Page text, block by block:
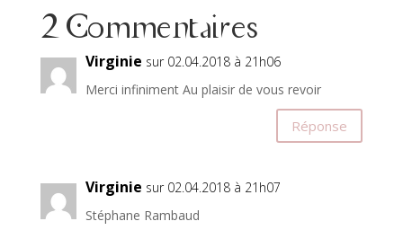
2 Commentaires
Virginie sur 02.04.2018 à 21h06
Merci infiniment Au plaisir de vous revoir
Réponse
Virginie sur 02.04.2018 à 21h07
Stéphane Rambaud